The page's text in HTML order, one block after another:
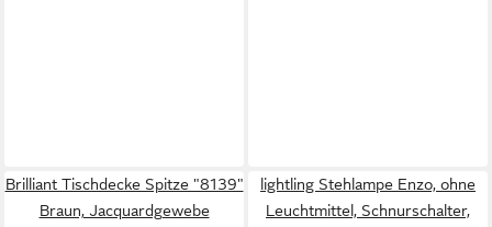
Brilliant Tischdecke Spitze "8139"
Braun, Jacquardgewebe
lightling Stehlampe Enzo, ohne
Leuchtmittel, Schnurschalter,